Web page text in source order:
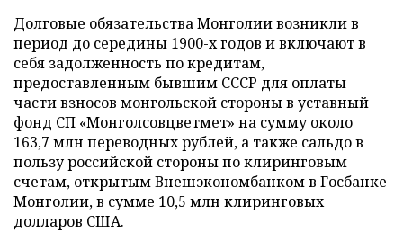
Долговые обязательства Монголии возникли в
период до середины 1900-х годов и включают в
себя задолженность по кредитам,
предоставленным бывшим СССР для оплаты
части взносов монгольской стороны в уставный
фонд СП «Монголсовцветмет» на сумму около
163,7 млн переводных рублей, а также сальдо в
пользу российской стороны по клиринговым
счетам, открытым Внешэкономбанком в Госбанке
Монголии, в сумме 10,5 млн клиринговых
долларов США.